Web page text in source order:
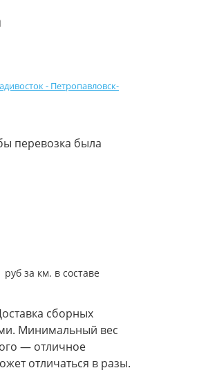
- Петропавловск-
перевозка была
за км. в составе
сборных
Минимальный вес
— отличное
отличаться в разы.